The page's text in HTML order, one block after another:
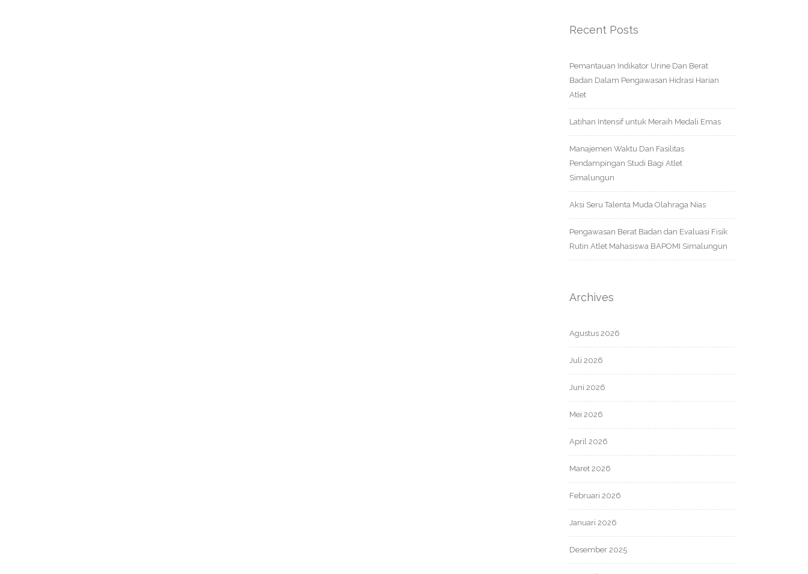
Recent Posts
Pemantauan Indikator Urine Dan Berat
Badan Dalam Pengawasan Hidrasi Harian
Atlet
Latihan Intensif untuk Meraih Medali Emas
Manajemen Waktu Dan Fasilitas
Pendampingan Studi Bagi Atlet
Simalungun
Aksi Seru Talenta Muda Olahraga Nias
Pengawasan Berat Badan dan Evaluasi Fisik
Rutin Atlet Mahasiswa BAPOMI Simalungun
Archives
Agustus 2026
Juli 2026
Juni 2026
Mei 2026
April 2026
Maret 2026
Februari 2026
Januari 2026
Desember 2025